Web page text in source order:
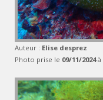
Auteur : Elise desprez
Photo prise le 09/11/2024à